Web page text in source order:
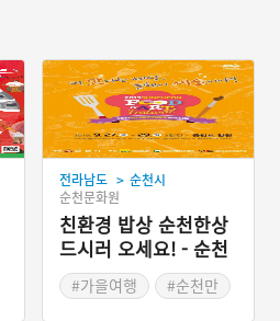
전라남도 > 순천시
순천문화원
친환경 밥상 순천한상
드시러 오세요! - 순천
푸드ㆍ아트 페스티벌
#가을여행
#순천만